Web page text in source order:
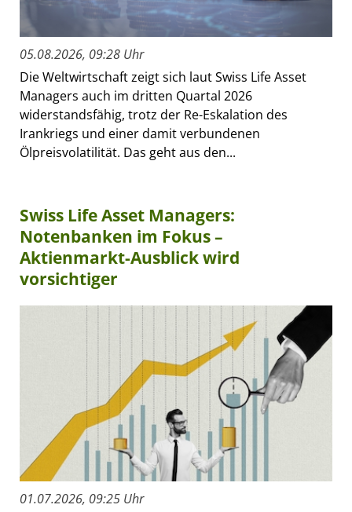
05.08.2026, 09:28 Uhr
Die Weltwirtschaft zeigt sich laut Swiss Life Asset
Managers auch im dritten Quartal 2026
widerstandsfähig, trotz der Re-Eskalation des
Irankriegs und einer damit verbundenen
Ölpreisvolatilität. Das geht aus den...
Swiss Life Asset Managers:
Notenbanken im Fokus –
Aktienmarkt-Ausblick wird
vorsichtiger
01.07.2026, 09:25 Uhr